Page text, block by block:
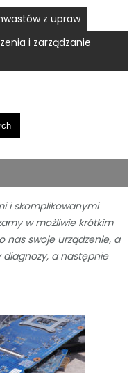
z upraw
i zarządzanie
i skomplikowanymi
w możliwie krótkim
nas swoje urządzenie, a
a następnie